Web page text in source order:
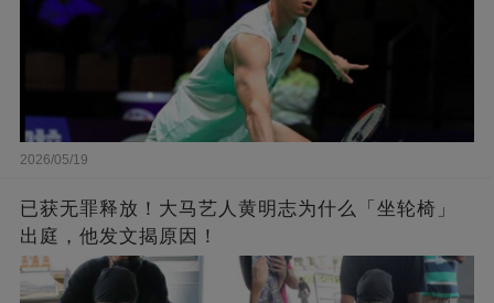
2026/05/19
已获无罪释放！大马艺人黄明志为什么「坐轮椅」
出庭，他发文揭原因！